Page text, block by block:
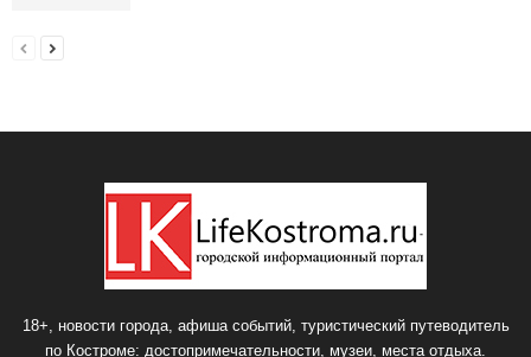
18+, новости города, афиша событий, туристический путеводитель
по Костроме: достопримечательности, музеи, места отдыха.